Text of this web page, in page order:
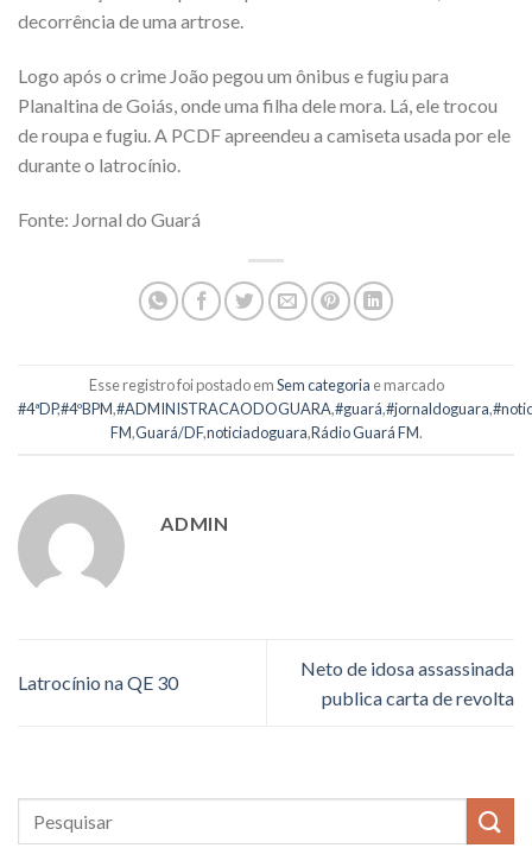
decorrência de uma artrose.
Logo após o crime João pegou um ônibus e fugiu para
Planaltina de Goiás, onde uma filha dele mora. Lá, ele trocou
de roupa e fugiu. A PCDF apreendeu a camiseta usada por ele
durante o latrocínio.
Fonte: Jornal do Guará
Esse registro foi postado emSem categoria e marcado
#4ªDP,#4ºBPM,#ADMINISTRACAODOGUARA,#guará,#jornaldoguara,
FM,Guará/DF,noticiadoguara,Rádio Guará FM.
ADMIN
Latrocínio na QE 30
Neto de idosa assassinada
publica carta de revolta